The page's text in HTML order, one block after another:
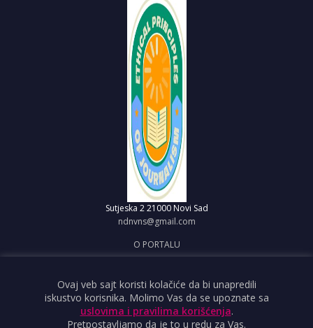
Sutjeska 2 21000 Novi Sad
ndnvns@gmail.com
O PORTALU
OBJAVI VEST
USLOVI KORIŠĆENJA
Ovaj veb sajt koristi kolačiće da bi unapredili
iskustvo korisnika. Molimo Vas da se upoznate sa
uslovima i pravilima korišćenja.
Pretpostavljamo da je to u redu za Vas.